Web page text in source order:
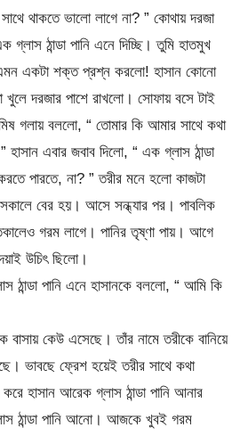
থাকতে ভালো লাগে না? ” কোথায় দরজা
গ্লাস ঠান্ডা পানি এনে দিচ্ছি। তুমি হাতমুখ
একটা শক্ত প্রশ্ন করলো! হাসান কোনো
খুলে দরজার পাশে রাখলো। সোফায় বসে টাই
গলায় বললো, “ তোমার কি আমার সাথে কথা
এবার জবাব দিলো, “ এক গ্লাস ঠান্ডা
পারতে, না? ” তরীর মনে হলো কাজটা
বের হয়। আসে সন্ধ্যার পর। পাবলিক
গরম লাগে। পানির তৃষ্ণা পায়। আগে
উচিৎ ছিলো।
ঠান্ডা পানি এনে হাসানকে বললো, “ আমি কি
কেউ এসেছে। তাঁর নামে তরীকে বানিয়ে
ভাবছে ফ্রেশ হয়েই তরীর সাথে কথা
হাসান আরেক গ্লাস ঠান্ডা পানি আনার
ঠান্ডা পানি আনো। আজকে খুবই গরম